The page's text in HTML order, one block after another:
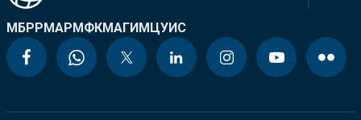
МБРРМАРМФКМАГИМЦУИС